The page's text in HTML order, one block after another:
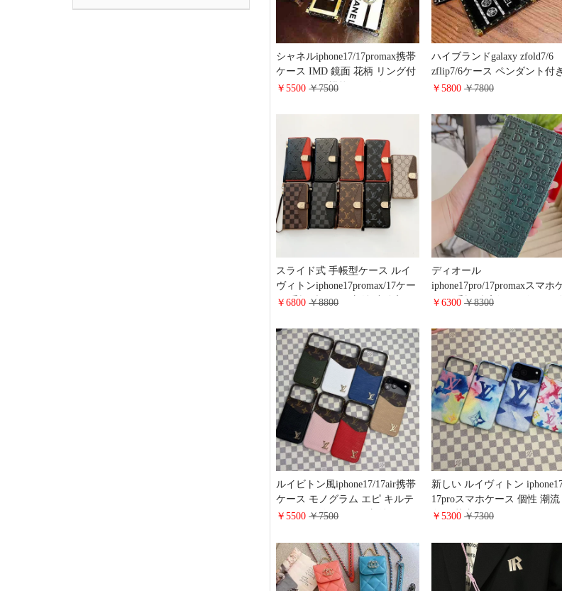
シャネルiphone17/17promax携帯
ケース IMD 鏡面 花柄 リング付
き スタンド機能 ルイビトン
角い トランク型 イヴサンロー
帯ケース ブランド 人気
￥5500￥7500
ハイブランドgalaxy zfold7/6
zflip7/6ケース ペンダント付き
chanel galaxy s26/s26+スマホケ
ース Burberry iphone17/16/15
護ケース ゴージャス 綺麗 女
おしゃれ
￥5800￥7800
スライド式 手帳型ケース ルイ
ヴィトンiphone17promax/17ケー
ス 手帳型 カード収納 小銭入れ
ース ハイブランド 全機種対応
ケース GUCCI galaxy s25/s24/s23
ケース ビジネス風 純正レザー
ケース
￥6800￥8800
ディオール
iphone17pro/17promaxスマホ
ース 手帳型 高级 レザー ロゴ
バー カード収納 マグネット
簡単開閉 ブランド 手帳型 ス
ホケース 多 機種に 対応
￥6300￥8300
ルイビトン風iphone17/17air携帯
ケース モノグラム エピ キルテ
ィングレザー カード収納 LV ア
ホケース 耐衝撃 大人 かわいい
Galaxy s25/s24/s23ケース ブラン
ド パロディ
￥5500￥7500
新しい ルイヴィトン
17proスマホケース 個性 潮流
白い 落書き vuitton
ェルティカル ウォーターカ
男女兼用 人気 文芸風 galaxy
s25/s24/s23携帯カバー ブラン
大人 かわいい
￥5300￥7300